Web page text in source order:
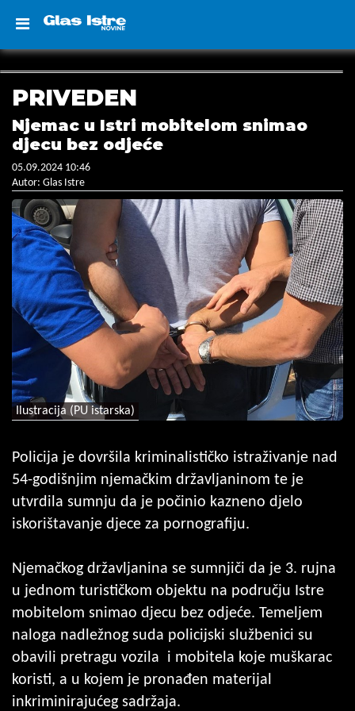
PRIVEDEN
Njemac u Istri mobitelom snimao
djecu bez odjeće
05.09.2024 10:46
Autor: Glas Istre
Ilustracija (PU istarska)
Policija je dovršila kriminalističko istraživanje nad
54-godišnjim njemačkim državljaninom te je
utvrdila sumnju da je počinio kazneno djelo
iskorištavanje djece za pornografiju.
Njemačkog državljanina se sumnjiči da je 3. rujna
u jednom turističkom objektu na području Istre
mobitelom snimao djecu bez odjeće. Temeljem
naloga nadležnog suda policijski službenici su
obavili pretragu vozila i mobitela koje muškarac
koristi, a u kojem je pronađen materijal
inkriminirajućeg sadržaja.